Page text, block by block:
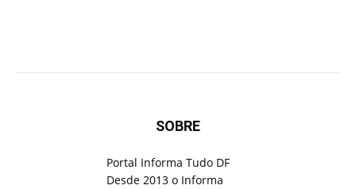
SOBRE
Portal Informa Tudo DF
Desde 2013 o Informa